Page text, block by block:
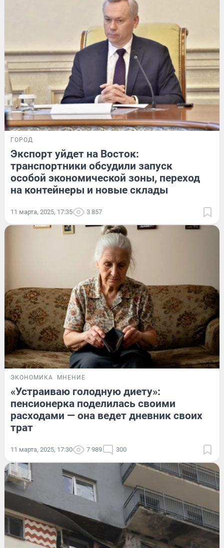
ГОРОД
Экспорт уйдет на Восток:
транспортники обсудили запуск
особой экономической зоны, переход
на контейнеры и новые склады
11 марта, 2025, 17:35 3 857
ЭКОНОМИКА МНЕНИЕ
«Устраиваю голодную диету»:
пенсионерка поделилась своими
расходами — она ведет дневник своих
трат
11 марта, 2025, 17:30 7 989 300